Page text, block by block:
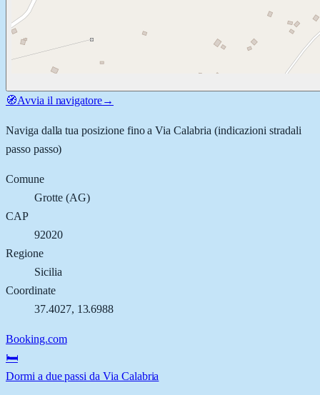
🧭Avvia il navigatore→
Naviga dalla tua posizione fino aVia Calabria (indicazioni stradali
passo passo)
Comune
Grotte(AG)
CAP
92020
Regione
Sicilia
Coordinate
37.4027, 13.6988
Booking.com
🛏️
Dormi a due passi da Via Calabria